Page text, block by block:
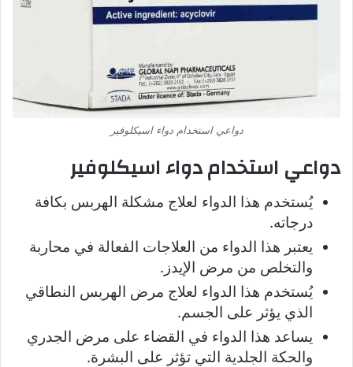
دواعي استخدام دواء اسيكلوفير
دواعي استخدام دواء اسيكلوفير
يُستخدم هذا الدواء لعلاج مشكلة الهربس بكافة
درجاته.
يعتبر هذا الدواء من العلاجات الفعالة في محاربة
والتخلص من مرض الإيدز.
يُستخدم هذا الدواء لعلاج مرض الهربس النطاقي
الذي يؤثر على الجسم.
يساعد هذا الدواء في القضاء على مرض الجدري
والحكة الجلدية التي تؤثر على البشرة.